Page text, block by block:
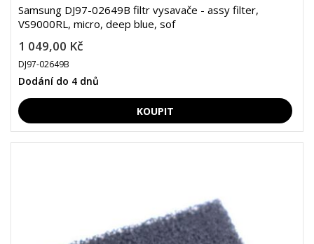
Samsung DJ97-02649B filtr vysavače - assy filter,
VS9000RL, micro, deep blue, sof
1 049,00 Kč
DJ97-02649B
Dodání do 4 dnů